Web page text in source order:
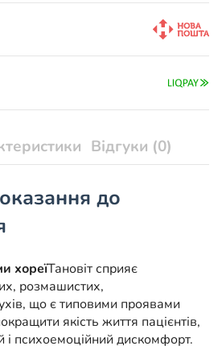
Відгуки (0)
до
хореїТановіт сприяє
розмашистих,
що є типовими проявами
якість життя пацієнтів,
психоемоційний дискомфорт.